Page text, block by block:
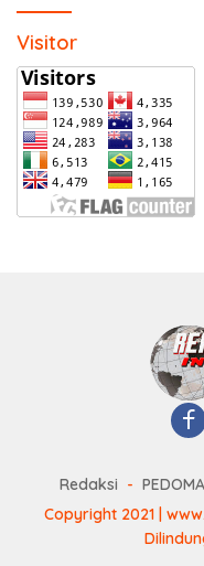
Visitor
Redaksi
Copyright 2021 |